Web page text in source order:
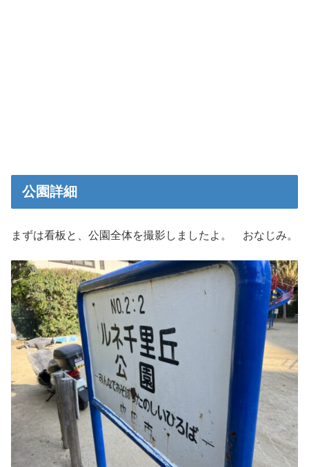
公園詳細
まずは看板と、公園全体を撮影しましたよ。 おなじみ。